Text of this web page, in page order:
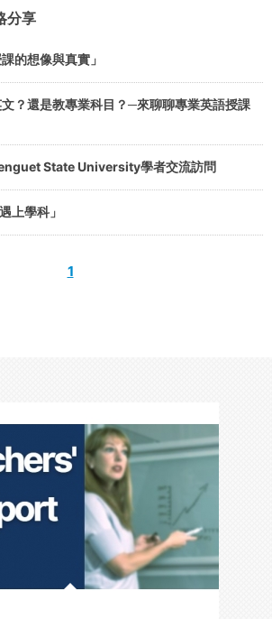
分享
的想像與真實」
？還是教專業科目？─來聊聊專業英語授課
State University學者交流訪問
上學科」
1